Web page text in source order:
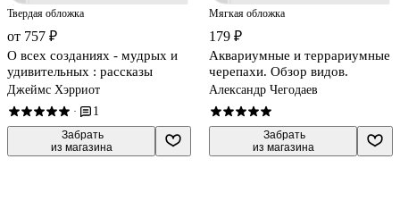
Твердая обложка
от 757 ₽
О всех созданиях - мудрых и
удивительных : рассказы
Джеймс Хэрриот
· 1
Забрать
из магазина
Мягкая обложка
179 ₽
Аквариумные и террариумные
черепахи. Обзор видов.
Александр Чегодаев
Забрать
из магазина